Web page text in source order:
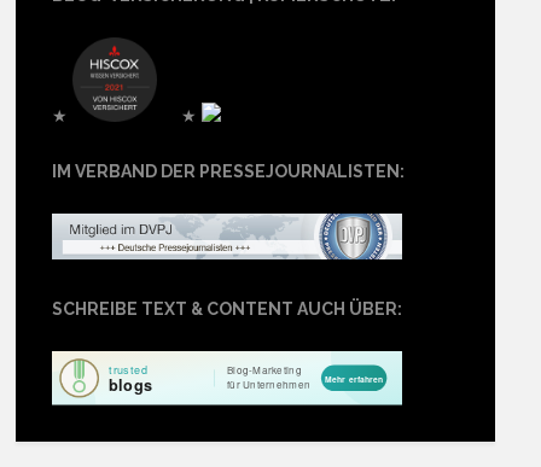
★ ★
IM VERBAND DER PRESSEJOURNALISTEN:
SCHREIBE TEXT & CONTENT AUCH ÜBER: